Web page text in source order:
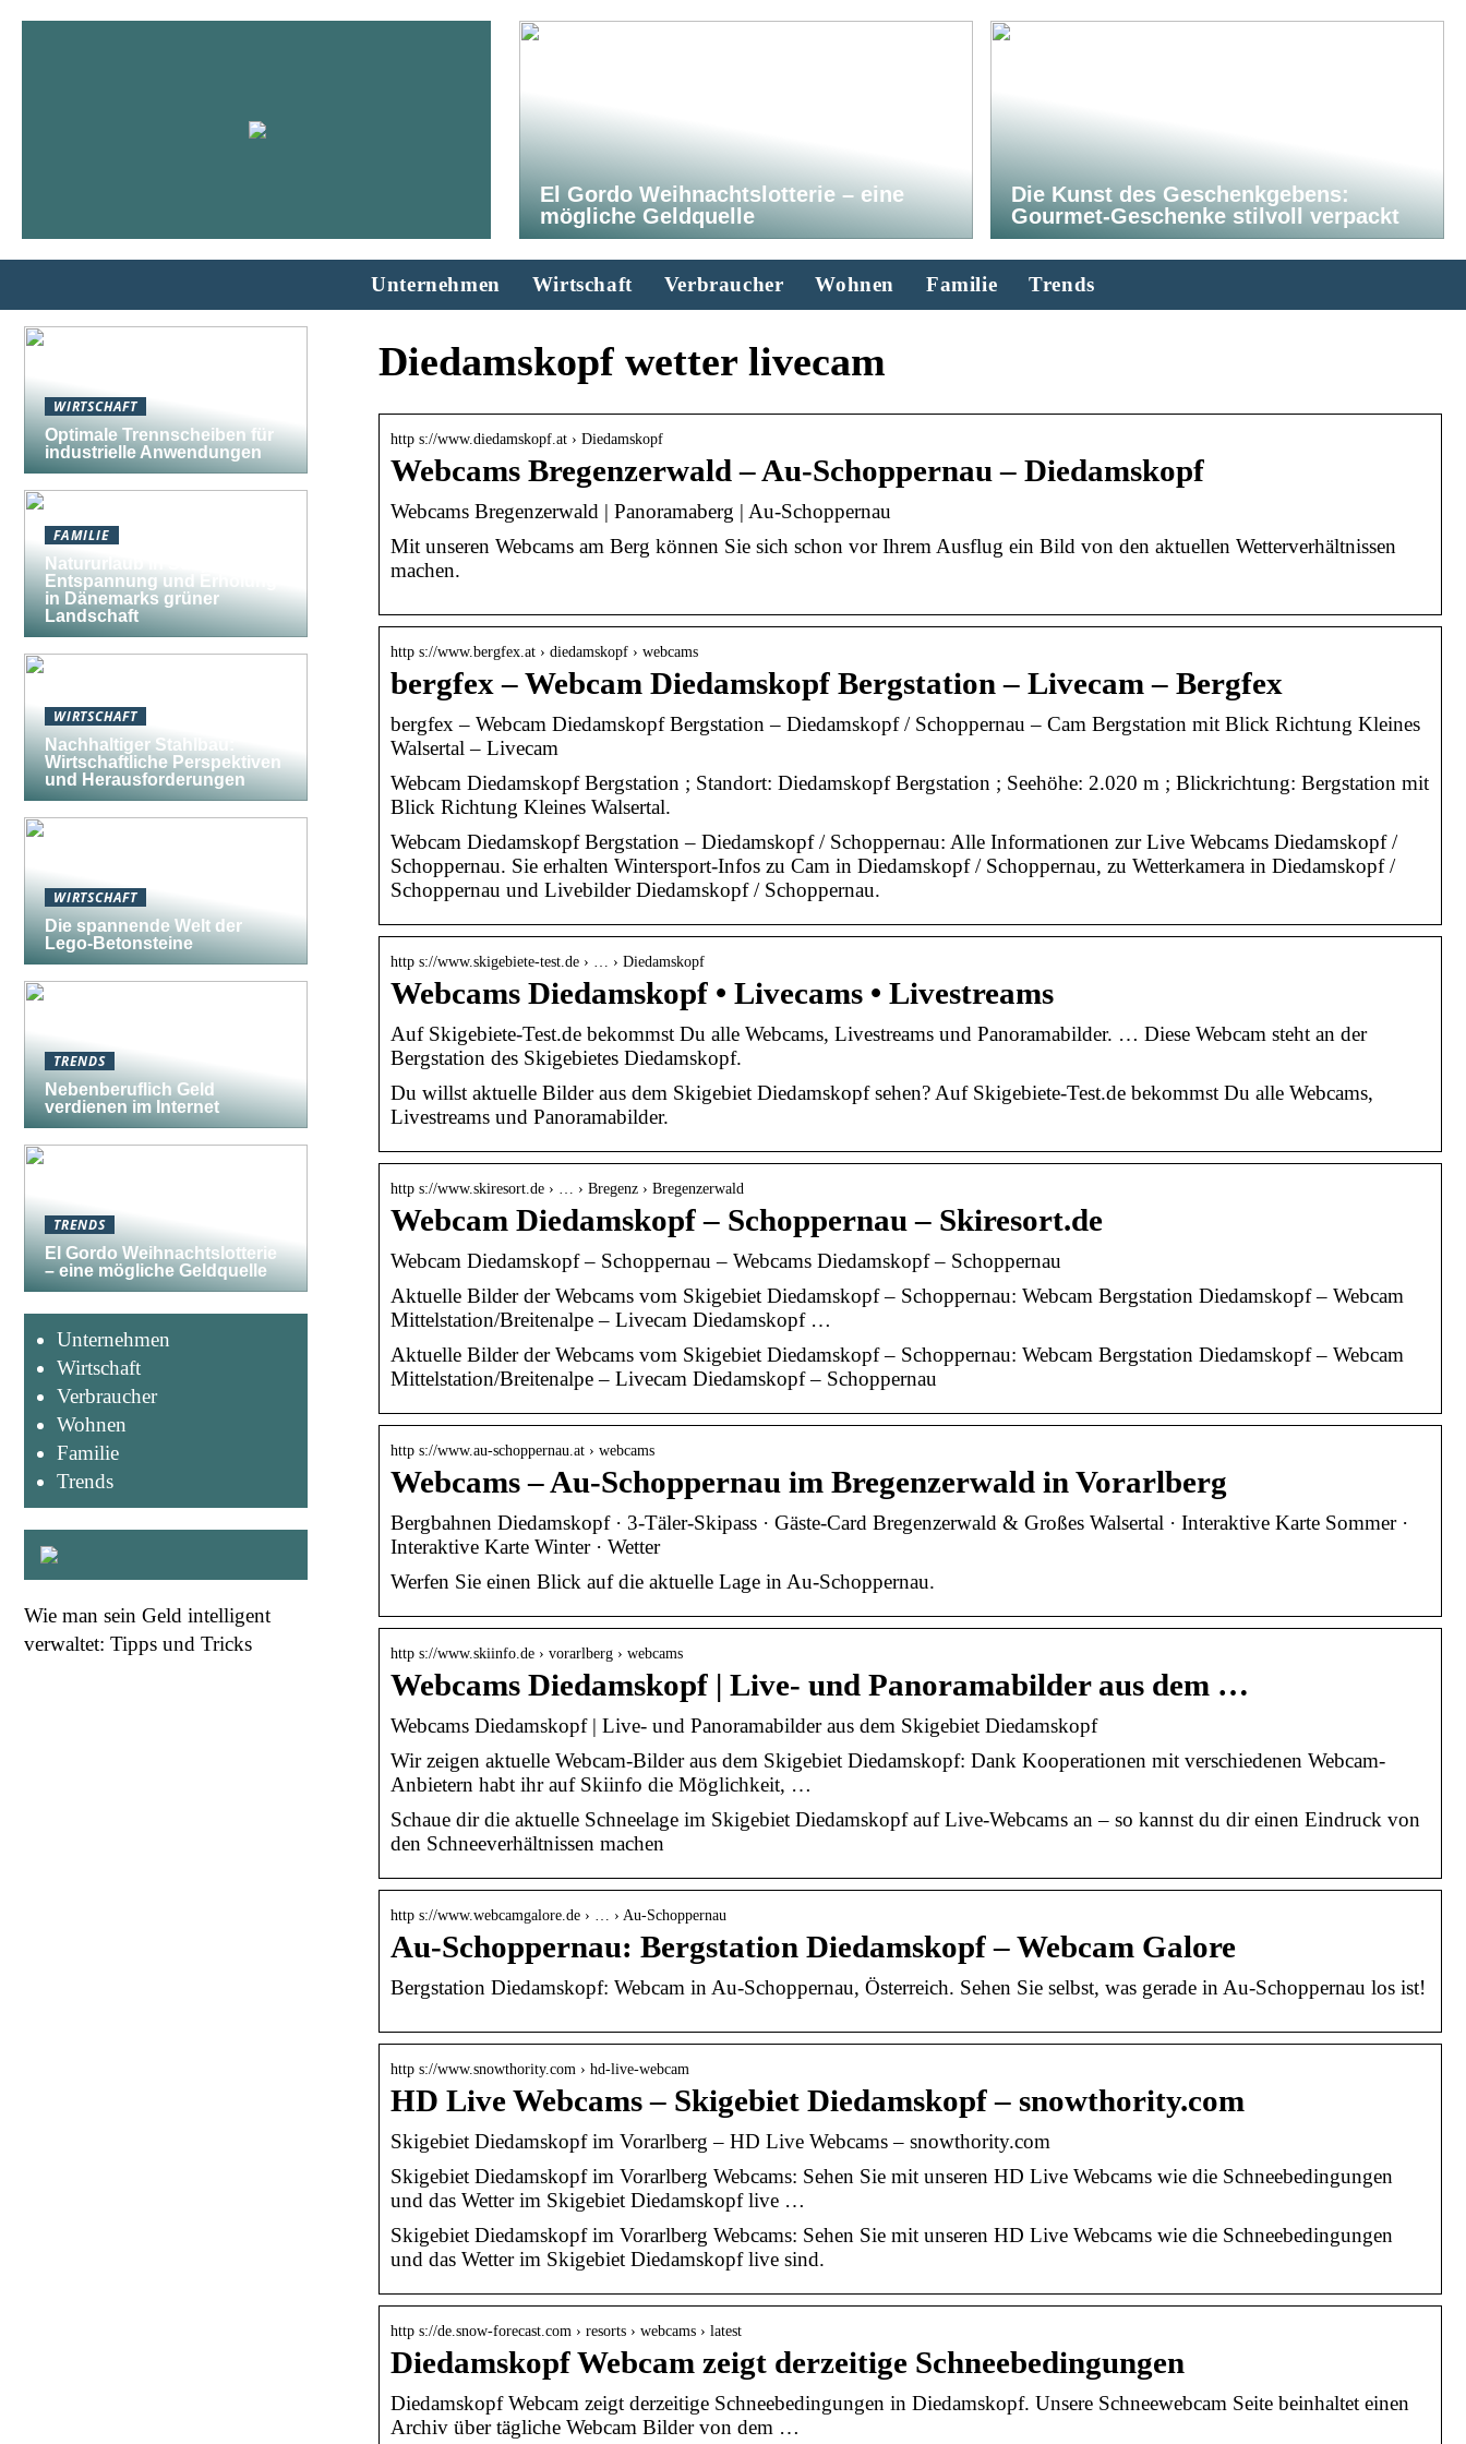
El Gordo Weihnachtslotterie – eine
mögliche Geldquelle
Die Kunst des Geschenkgebens:
Gourmet-Geschenke stilvoll verpackt
Unternehmen Wirtschaft Verbraucher Wohnen Familie Trends
Diedamskopf wetter livecam
http s://www.diedamskopf.at › Diedamskopf
Webcams Bregenzerwald – Au-Schoppernau – Diedamskopf
Webcams Bregenzerwald | Panoramaberg | Au-Schoppernau
Mit unseren Webcams am Berg können Sie sich schon vor Ihrem Ausflug ein Bild von den aktuellen Wetterverhältnissen
machen.
http s://www.bergfex.at › diedamskopf › webcams
bergfex – Webcam Diedamskopf Bergstation – Livecam – Bergfex
bergfex – Webcam Diedamskopf Bergstation – Diedamskopf / Schoppernau – Cam Bergstation mit Blick Richtung Kleines
Walsertal – Livecam
Webcam Diedamskopf Bergstation ; Standort: Diedamskopf Bergstation ; Seehöhe: 2.020 m ; Blickrichtung: Bergstation mit
Blick Richtung Kleines Walsertal.
Webcam Diedamskopf Bergstation – Diedamskopf / Schoppernau: Alle Informationen zur Live Webcams Diedamskopf /
Schoppernau. Sie erhalten Wintersport-Infos zu Cam in Diedamskopf / Schoppernau, zu Wetterkamera in Diedamskopf /
Schoppernau und Livebilder Diedamskopf / Schoppernau.
http s://www.skigebiete-test.de › … › Diedamskopf
Webcams Diedamskopf • Livecams • Livestreams
Auf Skigebiete-Test.de bekommst Du alle Webcams, Livestreams und Panoramabilder. … Diese Webcam steht an der
Bergstation des Skigebietes Diedamskopf.
Du willst aktuelle Bilder aus dem Skigebiet Diedamskopf sehen? Auf Skigebiete-Test.de bekommst Du alle Webcams,
Livestreams und Panoramabilder.
http s://www.skiresort.de › … › Bregenz › Bregenzerwald
Webcam Diedamskopf – Schoppernau – Skiresort.de
Webcam Diedamskopf – Schoppernau – Webcams Diedamskopf – Schoppernau
Aktuelle Bilder der Webcams vom Skigebiet Diedamskopf – Schoppernau: Webcam Bergstation Diedamskopf – Webcam
Mittelstation/Breitenalpe – Livecam Diedamskopf …
Aktuelle Bilder der Webcams vom Skigebiet Diedamskopf – Schoppernau: Webcam Bergstation Diedamskopf – Webcam
Mittelstation/Breitenalpe – Livecam Diedamskopf – Schoppernau
http s://www.au-schoppernau.at › webcams
Webcams – Au-Schoppernau im Bregenzerwald in Vorarlberg
Bergbahnen Diedamskopf · 3-Täler-Skipass · Gäste-Card Bregenzerwald & Großes Walsertal · Interaktive Karte Sommer ·
Interaktive Karte Winter · Wetter
Werfen Sie einen Blick auf die aktuelle Lage in Au-Schoppernau.
http s://www.skiinfo.de › vorarlberg › webcams
Webcams Diedamskopf | Live- und Panoramabilder aus dem …
Webcams Diedamskopf | Live- und Panoramabilder aus dem Skigebiet Diedamskopf
Wir zeigen aktuelle Webcam-Bilder aus dem Skigebiet Diedamskopf: Dank Kooperationen mit verschiedenen Webcam-
Anbietern habt ihr auf Skiinfo die Möglichkeit, …
Schaue dir die aktuelle Schneelage im Skigebiet Diedamskopf auf Live-Webcams an – so kannst du dir einen Eindruck von
den Schneeverhältnissen machen
http s://www.webcamgalore.de › … › Au-Schoppernau
Au-Schoppernau: Bergstation Diedamskopf – Webcam Galore
Bergstation Diedamskopf: Webcam in Au-Schoppernau, Österreich. Sehen Sie selbst, was gerade in Au-Schoppernau los ist!
http s://www.snowthority.com › hd-live-webcam
HD Live Webcams – Skigebiet Diedamskopf – snowthority.com
Skigebiet Diedamskopf im Vorarlberg – HD Live Webcams – snowthority.com
Skigebiet Diedamskopf im Vorarlberg Webcams: Sehen Sie mit unseren HD Live Webcams wie die Schneebedingungen
und das Wetter im Skigebiet Diedamskopf live …
Skigebiet Diedamskopf im Vorarlberg Webcams: Sehen Sie mit unseren HD Live Webcams wie die Schneebedingungen
und das Wetter im Skigebiet Diedamskopf live sind.
http s://de.snow-forecast.com › resorts › webcams › latest
Diedamskopf Webcam zeigt derzeitige Schneebedingungen
Diedamskopf Webcam zeigt derzeitige Schneebedingungen in Diedamskopf. Unsere Schneewebcam Seite beinhaltet einen
Archiv über tägliche Webcam Bilder von dem …
WIRTSCHAFT
Optimale Trennscheiben für
industrielle Anwendungen
FAMILIE
Natururlaub in Südjütland:
Entspannung und Erholung
in Dänemarks grüner
Landschaft
WIRTSCHAFT
Nachhaltiger Stahlbau:
Wirtschaftliche Perspektiven
und Herausforderungen
WIRTSCHAFT
Die spannende Welt der
Lego-Betonsteine
TRENDS
Nebenberuflich Geld
verdienen im Internet
TRENDS
El Gordo Weihnachtslotterie
– eine mögliche Geldquelle
Unternehmen
Wirtschaft
Verbraucher
Wohnen
Familie
Trends
Wie man sein Geld intelligent
verwaltet: Tipps und Tricks